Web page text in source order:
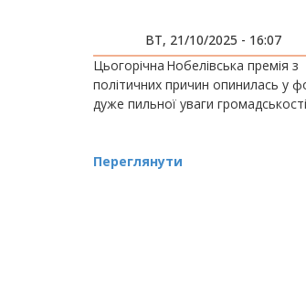
ВТ, 21/10/2025 - 16:07
Цьогорічна Нобелівська премія з
політичних причин опинилась у
дуже пильної уваги
Переглянути